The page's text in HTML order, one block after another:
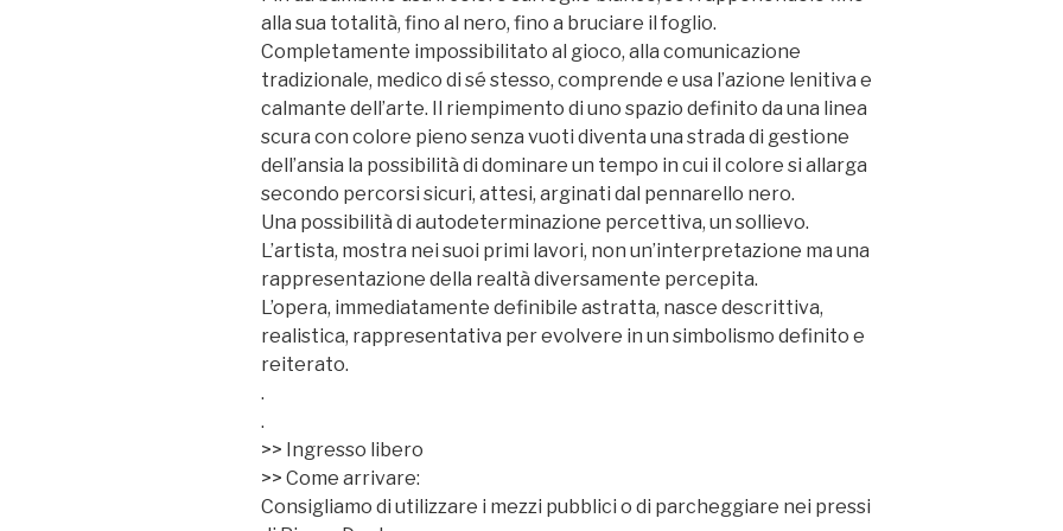
alla sua totalità, fino al nero, fino a bruciare il foglio.
Completamente impossibilitato al gioco, alla comunicazione
tradizionale, medico di sé stesso, comprende e usa l’azione lenitiva e
calmante dell’arte. Il riempimento di uno spazio definito da una linea
scura con colore pieno senza vuoti diventa una strada di gestione
dell’ansia la possibilità di dominare un tempo in cui il colore si allarga
secondo percorsi sicuri, attesi, arginati dal pennarello nero.
Una possibilità di autodeterminazione percettiva, un sollievo.
L’artista, mostra nei suoi primi lavori, non un’interpretazione ma una
rappresentazione della realtà diversamente percepita.
L’opera, immediatamente definibile astratta, nasce descrittiva,
realistica, rappresentativa per evolvere in un simbolismo definito e
reiterato.
.
.
>> Ingresso libero
>> Come arrivare:
Consigliamo di utilizzare i mezzi pubblici o di parcheggiare nei pressi